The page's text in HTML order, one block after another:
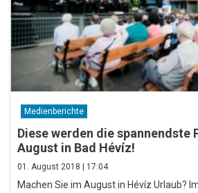
Medienberichte
Diese werden die spannendste
August in Bad Hévíz!
01. August 2018 | 17:04
Machen Sie im August in Hévíz Urlaub?